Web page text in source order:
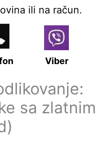
ili na račun.
Viber
sa zlatnim